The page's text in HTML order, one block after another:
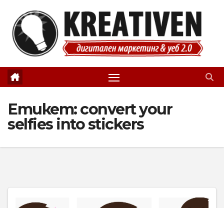
content
Етикет:convert your
selfies into stickers